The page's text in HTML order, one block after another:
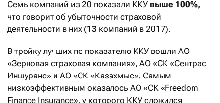
Семь компаний из 20 показали ККУ выше 100%,
что говорит об убыточности страховой
деятельности в них (13 компаний в 2017).
В тройку лучших по показателю ККУ вошли АО
«Зерновая страховая компания», АО «СК «Cентрас
Иншуранс» и АО «СК «Казахмыс». Самым
низкоэффективным оказалось АО «СК «Freedom
Finance Insurance», у которого ККУ сложился